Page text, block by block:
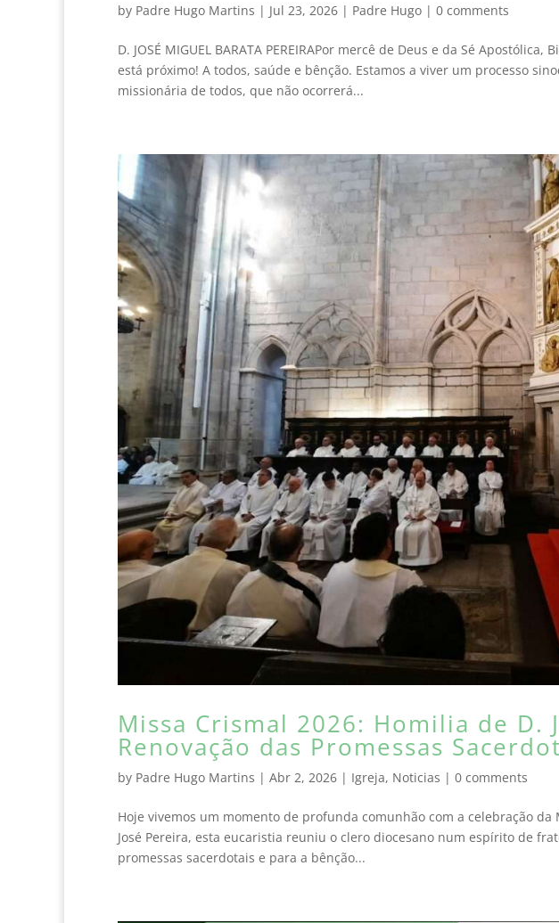
by Padre Hugo Martins | Jul 23, 2026 | Padre Hugo | 0 comments
D. JOSÉ MIGUEL BARATA PEREIRAPor mercê de Deus e da Sé
está próximo! A todos, saúde e bênção. Estamos a viver um processo
missionária de todos, que não ocorrerá...
Missa Crismal 2026: Homilia de D.
Renovação das Promessas
by Padre Hugo Martins | Abr 2, 2026 | Igreja, Noticias | 0 comments
Hoje vivemos um momento de profunda comunhão com a celebração da
José Pereira, esta eucaristia reuniu o clero diocesano num espírito de
promessas sacerdotais e para a bênção...